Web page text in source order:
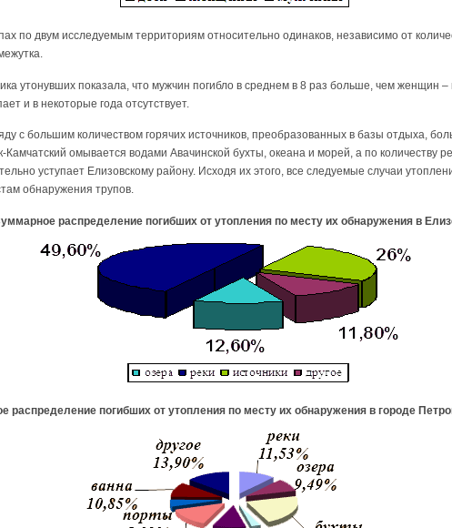
по двум исследуемым территориям относительно одинаков, независимо от
утонувших показала, что мужчин погибло в среднем в 8 раз больше, чем женщин
и в некоторые года отсутствует.
с большим количеством горячих источников, преобразованных в базы отдыха,
Камчатский омывается водами Авачинской бухты, океана и морей, а по количеству
уступает Елизовскому району. Исходя их этого, все следуемые случаи
обнаружения трупов.
распределение погибших от утопления по месту их обнаружения в
распределение погибших от утопления по месту их обнаружения в городе